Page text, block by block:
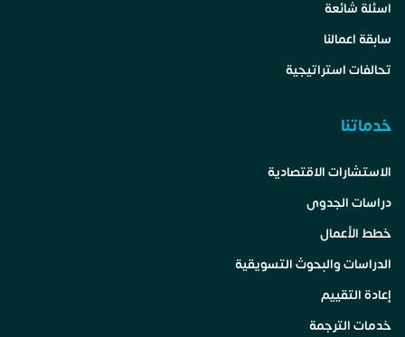
اسئلة شائعة
سابقة اعمالنا
تحالفات استراتيجية
خدماتنا
الاستشارات الاقتصادية
دراسات الجدوى
خطط الأعمال
الدراسات والبحوث التسويقية
إعادة التقييم
خدمات الترجمة